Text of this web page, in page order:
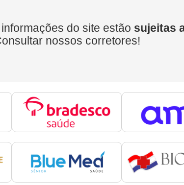
do site estão sujeitas
nossos corretores!